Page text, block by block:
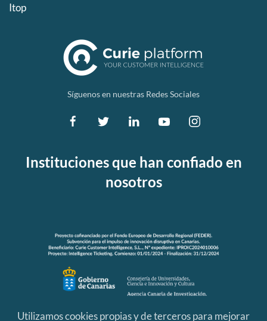
Itop
Síguenos en nuestras Redes Sociales
Instituciones que han confiado en
nosotros
Utilizamos cookies propias y de terceros para mejorar